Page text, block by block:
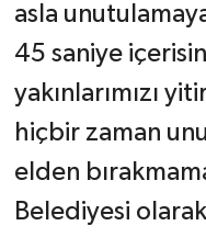
asla
45 saniye
yakınlarımızı
hiçbir zaman
elden
Belediyesi